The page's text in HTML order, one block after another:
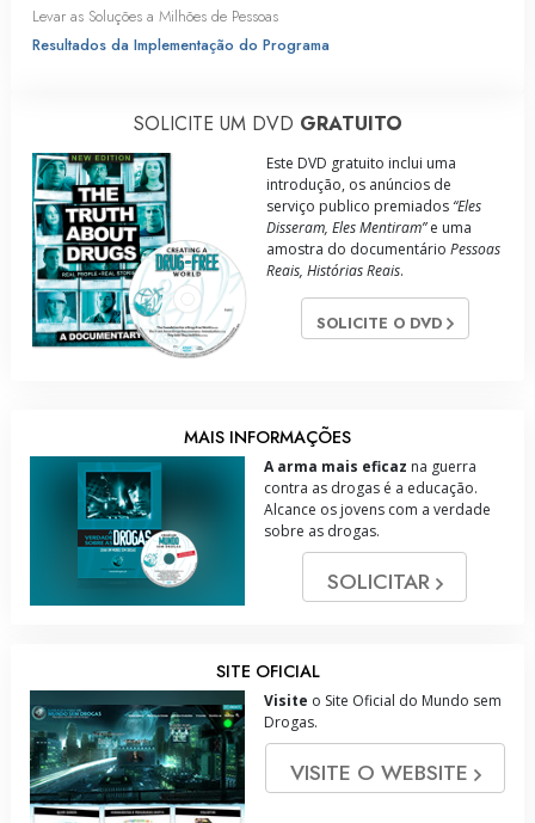
Levar as Soluções a Milhões de Pessoas
Resultados da Implementação do Programa
SOLICITE UM DVD GRATUITO
Este DVD gratuito inclui uma
introdução, os anúncios de
serviço publico premiados“Eles
Disseram, Eles Mentiram”e uma
amostra do documentário Pessoas
Reais, Histórias Reais.
SOLICITE O DVD
MAIS INFORMAÇÕES
A arma mais eficaz na guerra
contra as drogas é a educação.
Alcance os jovens com a verdade
sobre as drogas.
SOLICITAR
SITE OFICIAL
Visite o Site Oficial do Mundo sem
Drogas.
VISITE O WEBSITE